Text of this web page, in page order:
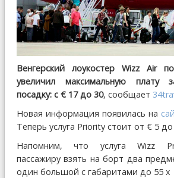
Венгерский лоукостер Wizz Air
увеличил максимальную плату
посадку: с € 17 до 30, сообщает
Новая информация появилась на
Теперь услуга Priority стоит от € 5 до
Напомним, что услуга Wizz
пассажиру взять на борт два
один большой с габаритами до 55 х